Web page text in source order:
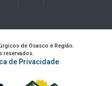
de Osasco e Região.
reservados.
de Privacidade